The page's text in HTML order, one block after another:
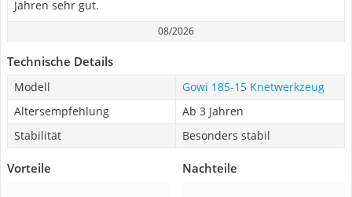
Jahren sehr gut.
08/2026
Technische Details
Modell
Gowi 185-15 Knetwerkzeug
Altersempfehlung
Ab 3 Jahren
Stabilität
Besonders stabil
Vorteile Nachteile